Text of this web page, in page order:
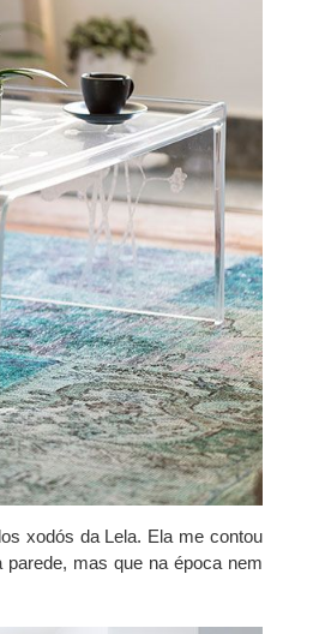
xodós da Lela. Ela me contou
mas que na época nem